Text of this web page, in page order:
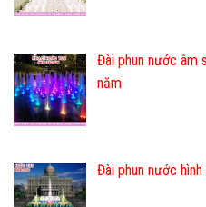
Đài phun nước âm
năm
Đài phun nước